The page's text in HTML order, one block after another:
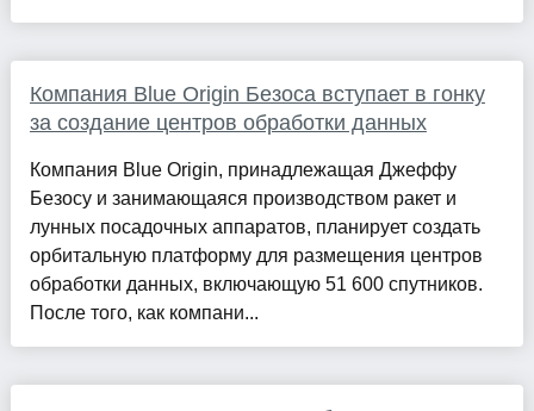
Компания Blue Origin Безоса вступает в гонку
за создание центров обработки данных
Компания Blue Origin, принадлежащая Джеффу
Безосу и занимающаяся производством ракет и
лунных посадочных аппаратов, планирует создать
орбитальную платформу для размещения центров
обработки данных, включающую 51 600 спутников.
После того, как компани...